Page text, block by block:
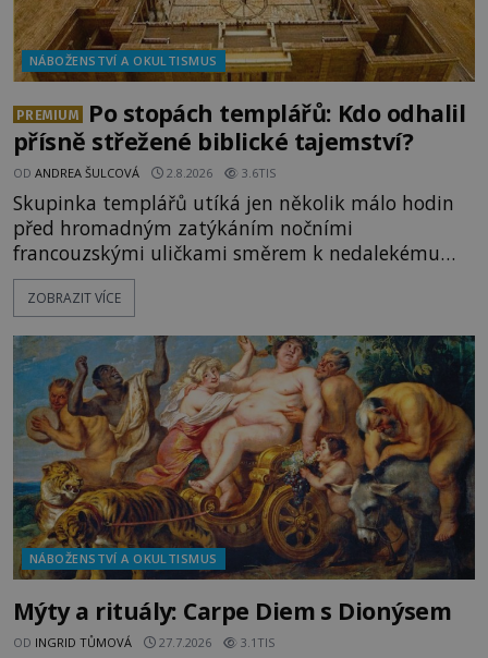
NÁBOŽENSTVÍ A OKULTISMUS
PREMIUM
Po stopách templářů: Kdo odhalil
přísně střežené biblické tajemství?
OD ANDREA ŠULCOVÁ 2.8.2026 3.6TIS
Skupinka templářů utíká jen několik málo hodin
před hromadným zatýkáním nočními
francouzskými uličkami směrem k nedalekému
přístavu. Jeden z nich má přes ramena ranec s
tajemným obsahem. Kapitán lodi už na ně čeká.
vyplouváme,“ sdělí jim. „Kam máme namířeno,
kapitáne?“ zeptá se ho jeden z templářů. „Do Sk
ZOBRAZIT VÍCE
NÁBOŽENSTVÍ A OKULTISMUS
Mýty a rituály: Carpe Diem s Dionýsem
OD INGRID TŮMOVÁ 27.7.2026 3.1TIS